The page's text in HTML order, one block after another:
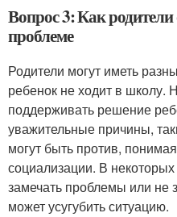
Вопрос 3: Как родители
проблеме
Родители могут иметь
ребенок не ходит в школу.
поддерживать решение
уважительные причины,
могут быть против,
социализации. В
замечать проблемы или не
может усугубить ситуацию.